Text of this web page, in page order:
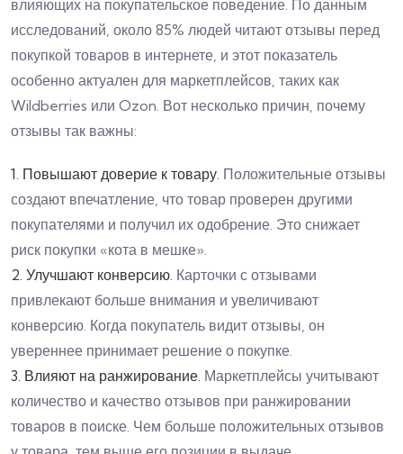
влияющих на покупательское поведение. По данным
исследований, около 85% людей читают отзывы перед
покупкой товаров в интернете, и этот показатель
особенно актуален для маркетплейсов, таких как
Wildberries или Ozon. Вот несколько причин, почему
отзывы так важны:
1. Повышают доверие к товару. Положительные отзывы
создают впечатление, что товар проверен другими
покупателями и получил их одобрение. Это снижает
риск покупки «кота в мешке».
2. Улучшают конверсию. Карточки с отзывами
привлекают больше внимания и увеличивают
конверсию. Когда покупатель видит отзывы, он
увереннее принимает решение о покупке.
3. Влияют на ранжирование. Маркетплейсы учитывают
количество и качество отзывов при ранжировании
товаров в поиске. Чем больше положительных отзывов